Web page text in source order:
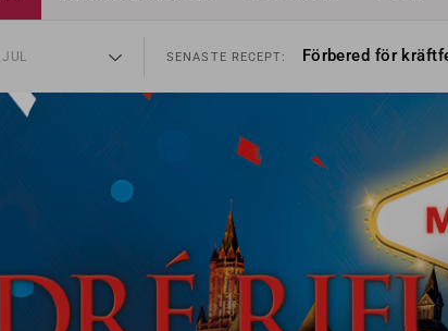
30 JUL
SENASTE RECEPT: Förbered för
SENASTE RECEPT: Sommarmat på
Timjankokta
Mycket smak
SENASTE RECEPT: Mums med
SENASTE RECEPT: Ranchdipp med
Förbered för